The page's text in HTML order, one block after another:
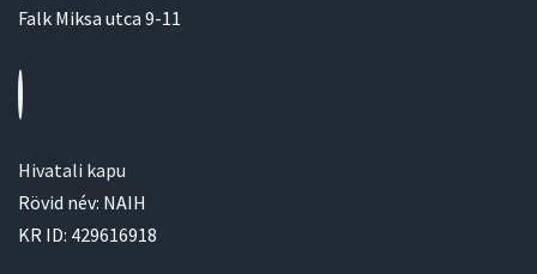
Falk Miksa utca 9-11
Hivatali kapu
Rövid név: NAIH
KR ID: 429616918